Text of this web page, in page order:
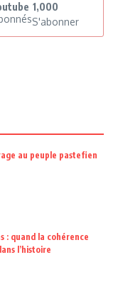
1,000
S'abonner
au peuple pastefien
: quand la cohérence
l’histoire